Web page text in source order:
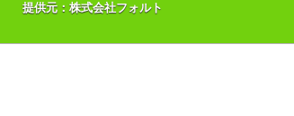
提供元：株式会社フォルト